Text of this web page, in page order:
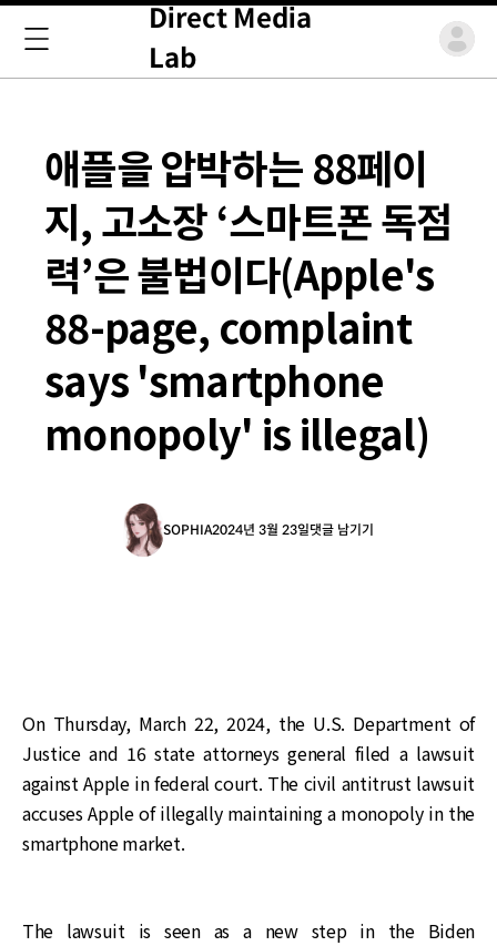
Direct Media
Lab
애플을 압박하는 88페이
지, 고소장 ‘스마트폰 독점
력’은 불법이다(Apple's
88-page, complaint
says 'smartphone
monopoly' is illegal)
SOPHIA2024년 3월 23일댓글 남기기
On Thursday, March 22, 2024, the U.S. Department of
Justice and 16 state attorneys general filed a lawsuit
against Apple in federal court. The civil antitrust lawsuit
accuses Apple of illegally maintaining a monopoly in the
smartphone market.
The lawsuit is seen as a new step in the Biden